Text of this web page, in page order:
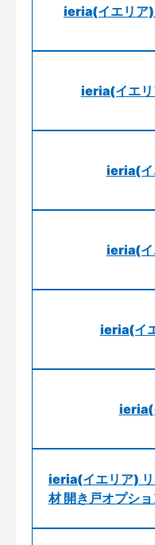
ieria(イエリア)
ieria(イエリ
ieria(イ
ieria(イ
ieria(イ
ieria(
ieria(イエリア) リ
材 開き戸オプシ